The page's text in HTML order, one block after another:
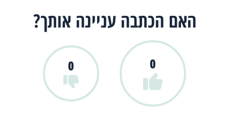
האם הכתבה עניינה אותך?
0
0